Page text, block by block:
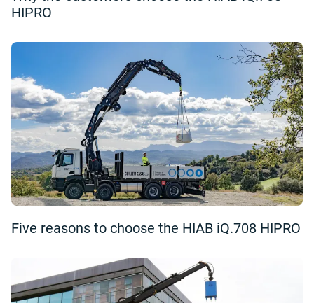
HIPRO
Five reasons to choose the HIAB iQ.708 HIPRO